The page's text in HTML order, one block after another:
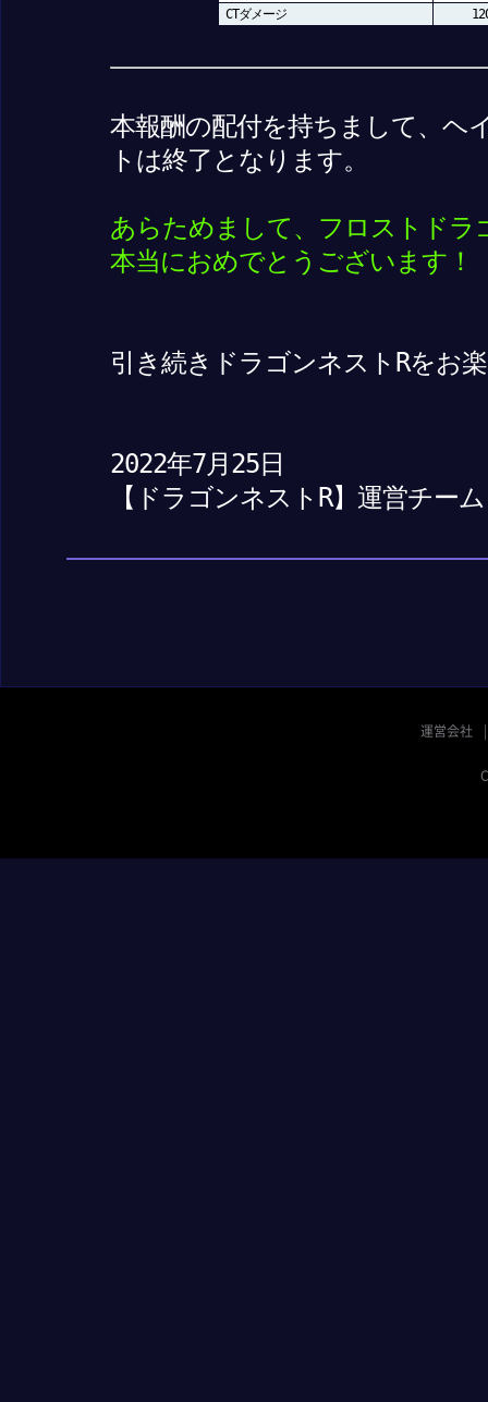
CTダメージ
本報酬の配付を持ちまして、ヘ
トは終了となります。
あらためまして、フロストドラ
本当におめでとうございます！
引き続きドラゴンネストRをお
2022年7月25日
【ドラゴンネストR】運営チーム
運営会社